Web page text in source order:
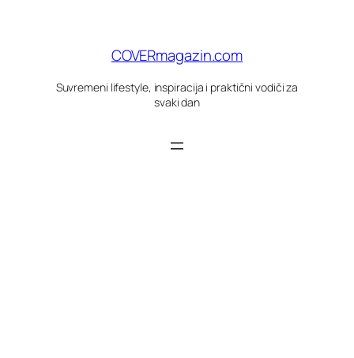
COVERmagazin.com
Suvremeni lifestyle, inspiracija i praktični vodiči za
svaki dan